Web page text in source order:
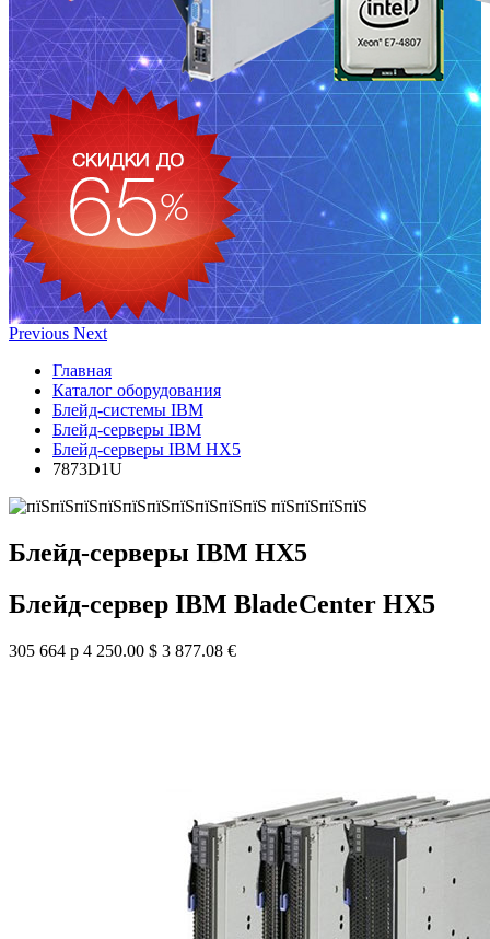
Previous Next
Главная
Каталог оборудования
Блейд-системы IBM
Блейд-серверы IBM
Блейд-серверы IBM HX5
7873D1U
Блейд-серверы IBM HX5
Блейд-сервер IBM BladeCenter HX5
305 664 р 4 250.00 $ 3 877.08 €